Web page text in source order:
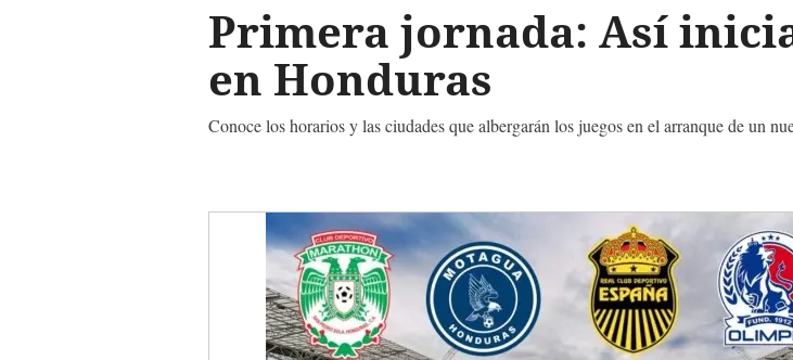
Primera jornada: Así
en Honduras
Conoce los horarios y las ciudades que albergarán los juegos en el arranque de un